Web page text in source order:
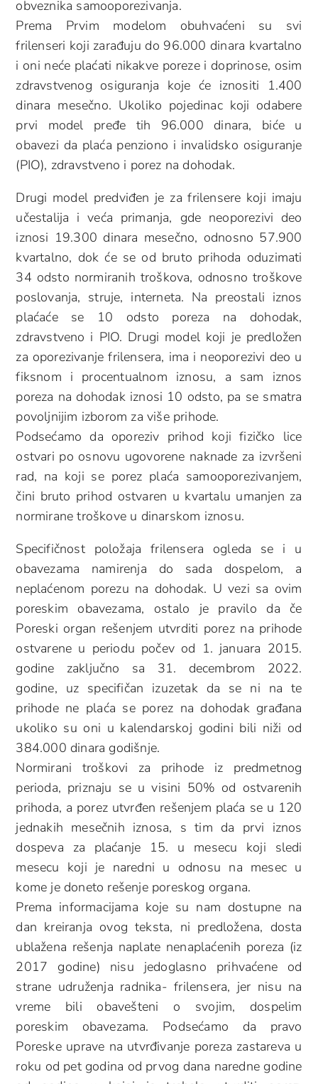
obveznika samooporezivanja.
Prema Prvim modelom obuhvaćeni su svi
frilenseri koji zarađuju do 96.000 dinara kvartalno
i oni neće plaćati nikakve poreze i doprinose, osim
zdravstvenog osiguranja koje će iznositi 1.400
dinara mesečno. Ukoliko pojedinac koji odabere
prvi model pređe tih 96.000 dinara, biće u
obavezi da plaća penziono i invalidsko osiguranje
(PIO), zdravstveno i porez na dohodak.
Drugi model predviđen je za frilensere koji imaju
učestalija i veća primanja, gde neoporezivi deo
iznosi 19.300 dinara mesečno, odnosno 57.900
kvartalno, dok će se od bruto prihoda oduzimati
34 odsto normiranih troškova, odnosno troškove
poslovanja, struje, interneta. Na preostali iznos
plaćaće se 10 odsto poreza na dohodak,
zdravstveno i PIO. Drugi model koji je predložen
za oporezivanje frilensera, ima i neoporezivi deo u
fiksnom i procentualnom iznosu, a sam iznos
poreza na dohodak iznosi 10 odsto, pa se smatra
povoljnijim izborom za više prihode.
Podsećamo da oporeziv prihod koji fizičko lice
ostvari po osnovu ugovorene naknade za izvršeni
rad, na koji se porez plaća samooporezivanjem,
čini bruto prihod ostvaren u kvartalu umanjen za
normirane troškove u dinarskom iznosu.
Specifičnost položaja frilensera ogleda se i u
obavezama namirenja do sada dospelom, a
neplaćenom porezu na dohodak. U vezi sa ovim
poreskim obavezama, ostalo je pravilo da če
Poreski organ rešenjem utvrditi porez na prihode
ostvarene u periodu počev od 1. januara 2015.
godine zaključno sa 31. decembrom 2022.
godine, uz specifičan izuzetak da se ni na te
prihode ne plaća se porez na dohodak građana
ukoliko su oni u kalendarskoj godini bili niži od
384.000 dinara godišnje.
Normirani troškovi za prihode iz predmetnog
perioda, priznaju se u visini 50% od ostvarenih
prihoda, a porez utvrđen rešenjem plaća se u 120
jednakih mesečnih iznosa, s tim da prvi iznos
dospeva za plaćanje 15. u mesecu koji sledi
mesecu koji je naredni u odnosu na mesec u
kome je doneto rešenje poreskog organa.
Prema informacijama koje su nam dostupne na
dan kreiranja ovog teksta, ni predložena, dosta
ublažena rešenja naplate nenaplaćenih poreza (iz
2017 godine) nisu jedoglasno prihvaćene od
strane udruženja radnika- frilensera, jer nisu na
vreme bili obavešteni o svojim, dospelim
poreskim obavezama. Podsećamo da pravo
Poreske uprave na utvrđivanje poreza zastareva u
roku od pet godina od prvog dana naredne godine